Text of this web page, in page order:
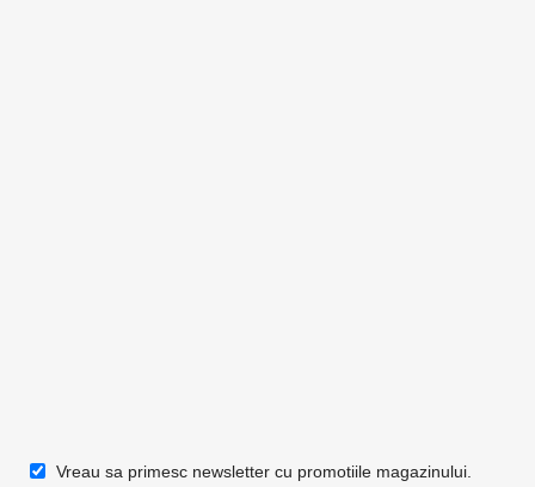
Vreau sa primesc newsletter cu promotiile magazinului.